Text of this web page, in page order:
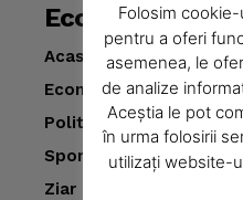
Economic
Acasă
Economic
Politica
Sport
Ziar
Folosim
pentru a oferi
asemenea, le
de analize
Aceștia le pot
în urma folosirii
utilizați website-